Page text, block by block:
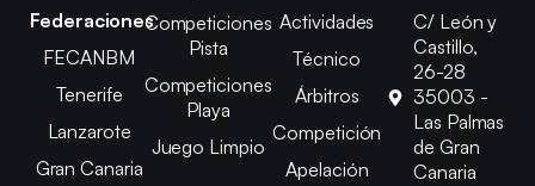
Federaciones
FECANBM
Tenerife
Lanzarote
Gran Canaria
Competiciones
Pista
Competiciones
Playa
Juego Limpio
Actividades
Técnico
Árbitros
Competición
Apelación
C/ León y
Castillo,
26-28
35003 -
Las Palmas
de Gran
Canaria